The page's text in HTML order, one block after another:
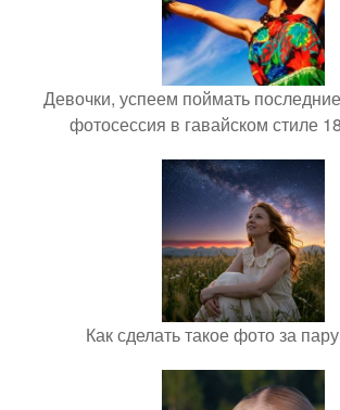
Девочки, успеем поймать
фотосессия в гавайском стиле
Как сделать такое фото за